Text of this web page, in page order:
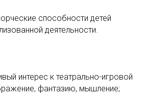
способности детей
деятельности.
интерес к театрально-игровой
фантазию, мышление;